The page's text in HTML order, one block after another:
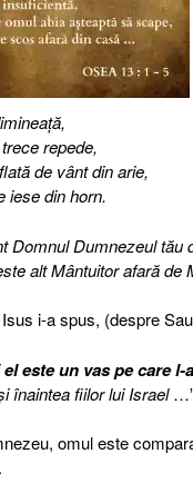
repede,
de vânt din arie,
iese din horn.
Domnul Dumnezeul
alt Mântuitor afară
i-a spus, (despre
el este un vas pe care l-
înaintea fiilor lui Israel
omul este